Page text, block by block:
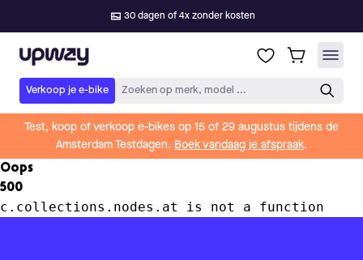
30 dagen of 4x zonder kosten
Upway
Verkoop je e-bike Zoeken op merk, model ...
Test, koop of verkoop e-bikes op 15 of 29 augustus tijdens de
Amsterdam Testdagen. Boek vandaag je afspraak.
Oops
500
c.collections.nodes.at is not a function